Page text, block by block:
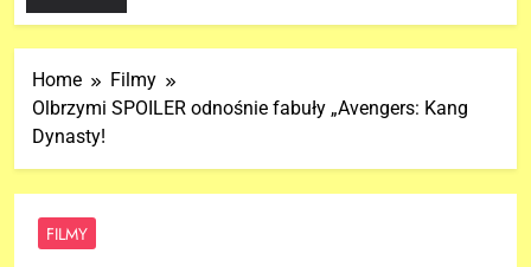
Home
Filmy
Olbrzymi SPOILER odnośnie fabuły „Avengers: Kang
Dynasty!
FILMY